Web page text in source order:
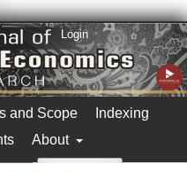
and Scope
Indexing
About
Login